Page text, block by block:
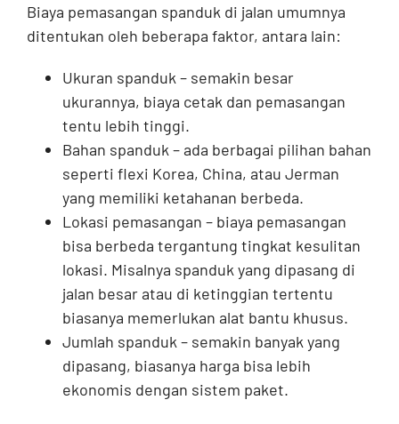
Biaya pemasangan spanduk di jalan umumnya
ditentukan oleh beberapa faktor, antara lain:
Ukuran spanduk – semakin besar
ukurannya, biaya cetak dan pemasangan
tentu lebih tinggi.
Bahan spanduk – ada berbagai pilihan bahan
seperti flexi Korea, China, atau Jerman
yang memiliki ketahanan berbeda.
Lokasi pemasangan – biaya pemasangan
bisa berbeda tergantung tingkat kesulitan
lokasi. Misalnya spanduk yang dipasang di
jalan besar atau di ketinggian tertentu
biasanya memerlukan alat bantu khusus.
Jumlah spanduk – semakin banyak yang
dipasang, biasanya harga bisa lebih
ekonomis dengan sistem paket.